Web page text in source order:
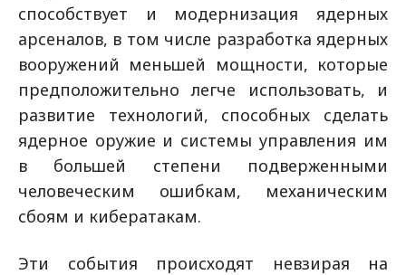
способствует и модернизация ядерных
арсеналов, в том числе разработка ядерных
вооружений меньшей мощности, которые
предположительно легче использовать, и
развитие технологий, способных сделать
ядерное оружие и системы управления им
в большей степени подверженными
человеческим ошибкам, механическим
сбоям и кибератакам.
Эти события происходят невзирая на